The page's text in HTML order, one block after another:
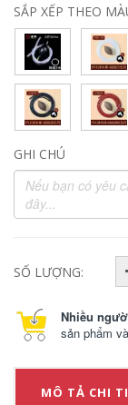
SẮP XẾP THEO
GHI CHÚ
SỐ LƯỢNG:
Nhiều
sản phẩm
MÔ TẢ CHI